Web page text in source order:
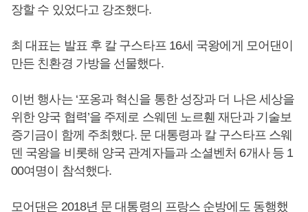
장할 수 있었다고 강조했다.
최 대표는 발표 후 칼 구스타프 16세 국왕에게 모어댄이
만든 친환경 가방을 선물했다.
이번 행사는 ‘포옹과 혁신을 통한 성장과 더 나은 세상을
위한 양국 협력’을 주제로 스웨덴 노르휀 재단과 기술보
증기금이 함께 주최했다. 문 대통령과 칼 구스타프 스웨
덴 국왕을 비롯해 양국 관계자들과 소셜벤처 6개사 등 1
00여명이 참석했다.
모어댄은 2018년 문 대통령의 프랑스 순방에도 동행했